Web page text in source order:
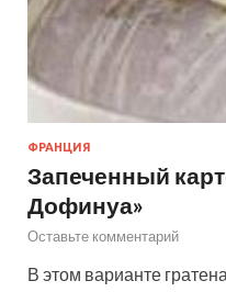
ФРАНЦИЯ
Запеченный
Дофинуа»
Оставьте комментарий
В этом варианте